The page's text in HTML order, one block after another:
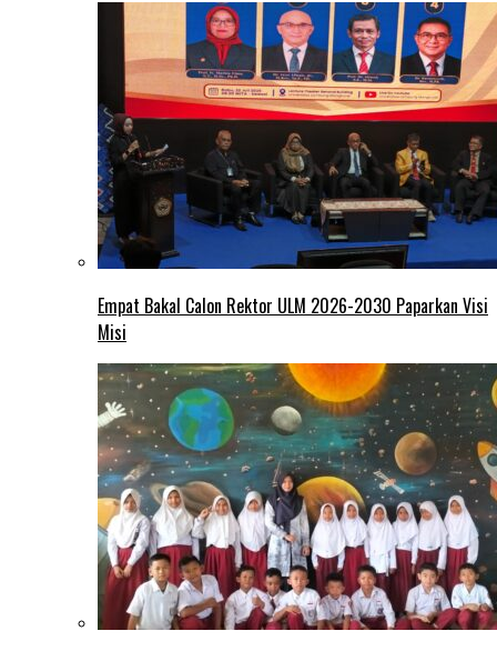
Empat Bakal Calon Rektor ULM 2026-2030 Paparkan Visi
Misi